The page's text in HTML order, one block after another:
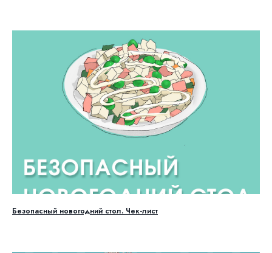
Безопасный новогодний стол. Чек-лист